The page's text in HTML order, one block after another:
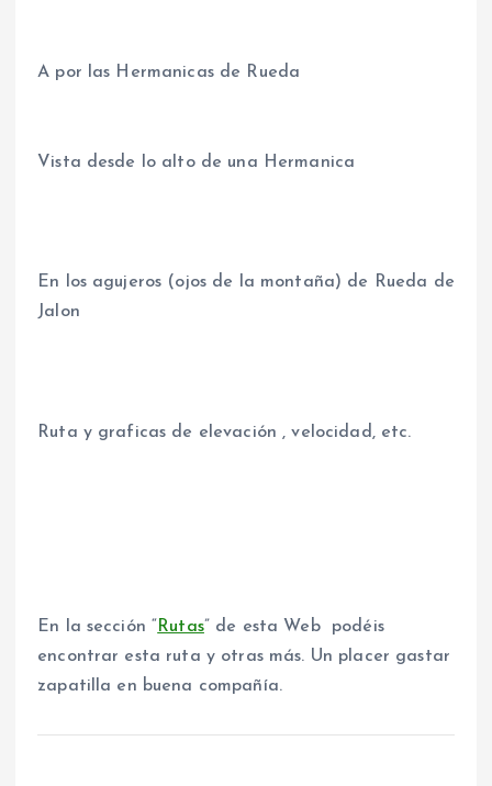
A por las Hermanicas de Rueda
Vista desde lo alto de una Hermanica
En los agujeros (ojos de la montaña) de Rueda de
Jalon
Ruta y graficas de elevación , velocidad, etc.
En la sección “ Rutas” de esta Web podéis
encontrar esta ruta y otras más. Un placer gastar
zapatilla en buena compañía.